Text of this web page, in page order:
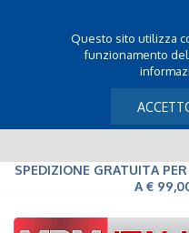
Questo sito utilizza
funzionamento
SPEDIZIONE GRATUITA
A €